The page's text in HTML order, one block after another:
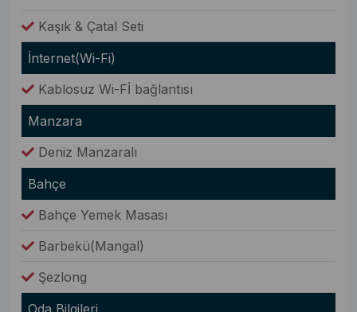
Kaşık & Çatal Seti
İnternet(Wi-Fi)
Kablosuz Wi-Fİ bağlantısı
Manzara
Deniz Manzaralı
Bahçe
Bahçe Yemek Masası
Barbekü(Mangal)
Şezlong